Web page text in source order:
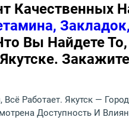
Вы Найдете
Работает. Якутск —
Доступность И